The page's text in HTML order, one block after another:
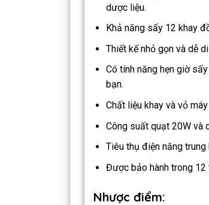
dược liệu.
Khả năng sấy 12 khay
Thiết kế nhỏ gọn và dễ
Có tính năng hẹn giờ
bạn.
Chất liệu khay và vỏ
Công suất quạt 20W và
Tiêu thụ điện năng
Được bảo hành trong 12
Nhược điểm: